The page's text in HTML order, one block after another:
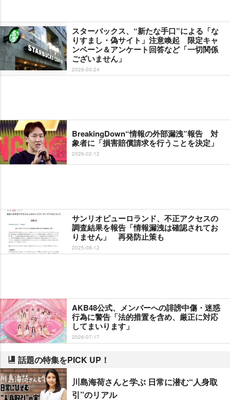
スターバックス、“新たな手口”による「な
りすまし・偽サイト」注意喚起 限定キャ
ンペーン＆アンケート回答など「一切関係
ございません」
2026-03-24
BreakingDown“情報の外部漏洩”報告 対
象者に「損害賠償請求を行うことを決定」
2026-02-12
サンリオピューロランド、不正アクセスの
調査結果を報告「情報漏洩は確認されてお
りません」 再発防止策も
2025-08-12
AKB48公式、メンバーへの誹謗中傷・迷惑
行為に警告「法的措置を含め、厳正に対応
してまいります」
2026-07-17
話題の特集をPICK UP！
川島海荷さんと学ぶ 日常に潜む“人身取
引”のリアル